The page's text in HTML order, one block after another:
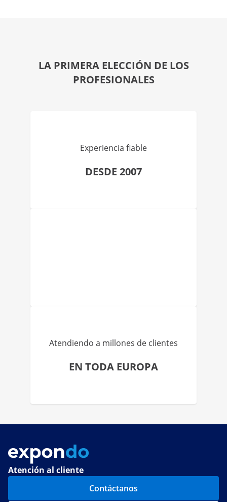
LA PRIMERA ELECCIÓN DE LOS
PROFESIONALES
Experiencia fiable
DESDE 2007
Atendiendo a millones de clientes
EN TODA EUROPA
Atención al cliente
Contáctanos